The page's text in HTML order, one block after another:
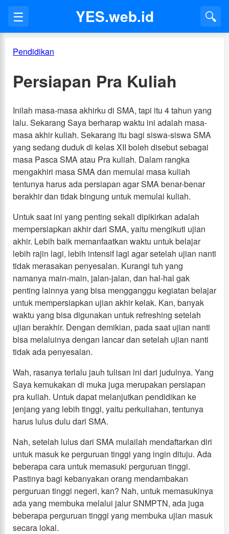
☰ YES.web.id 🔍
Pendidikan
Persiapan Pra Kuliah
Inilah masa-masa akhirku di SMA, tapi itu 4 tahun yang
lalu. Sekarang Saya berharap waktu ini adalah masa-
masa akhir kuliah. Sekarang itu bagi siswa-siswa SMA
yang sedang duduk di kelas XII boleh disebut sebagai
masa Pasca SMA atau Pra kuliah. Dalam rangka
mengakhiri masa SMA dan memulai masa kuliah
tentunya harus ada persiapan agar SMA benar-benar
berakhir dan tidak bingung untuk memulai kuliah.
Untuk saat ini yang penting sekali dipikirkan adalah
mempersiapkan akhir dari SMA, yaitu mengikuti ujian
akhir. Lebih baik memanfaatkan waktu untuk belajar
lebih rajin lagi, lebih intensif lagi agar setelah ujian nanti
tidak merasakan penyesalan. Kurangi tuh yang
namanya main-main, jalan-jalan, dan hal-hal gak
penting lainnya yang bisa mengganggu kegiatan belajar
untuk mempersiapkan ujian akhir kelak. Kan, banyak
waktu yang bisa digunakan untuk refreshing setelah
ujian berakhir. Dengan demikian, pada saat ujian nanti
bisa melaluinya dengan lancar dan setelah ujian nanti
tidak ada penyesalan.
Wah, rasanya terlalu jauh tulisan ini dari judulnya. Yang
Saya kemukakan di muka juga merupakan persiapan
pra kuliah. Untuk dapat melanjutkan pendidikan ke
jenjang yang lebih tinggi, yaitu perkuliahan, tentunya
harus lulus dulu dari SMA.
Nah, setelah lulus dari SMA mulailah mendaftarkan diri
untuk masuk ke perguruan tinggi yang ingin dituju. Ada
beberapa cara untuk memasuki perguruan tinggi.
Pastinya bagi kebanyakan orang mendambakan
perguruan tinggi negeri, kan? Nah, untuk memasukinya
ada yang membuka melalui jalur SNMPTN, ada juga
beberapa perguruan tinggi yang membuka ujian masuk
secara lokal.